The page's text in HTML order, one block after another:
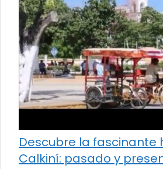
Descubre la fascinante
Calkiní: pasado y